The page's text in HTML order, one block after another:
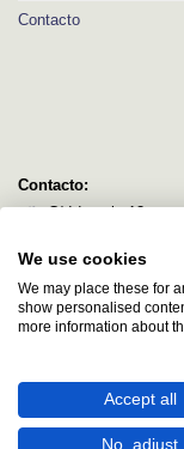
Contacto
Contacto:
C/ Idorsolo 13
Bizkaia
+34 944 544 580
We use cookies
We may place these for
show personalised
more information about
Accept all
No, adjust